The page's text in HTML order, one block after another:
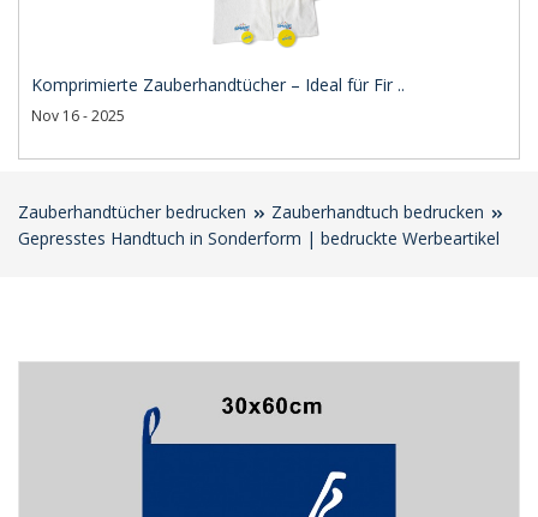
Komprimierte Zauberhandtücher – Ideal für Fir ..
Nov 16 - 2025
Zauberhandtücher bedrucken
Zauberhandtuch bedrucken
Gepresstes Handtuch in Sonderform | bedruckte Werbeartikel